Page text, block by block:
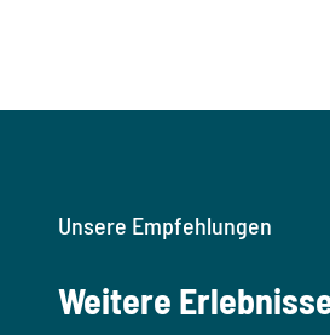
Unsere Empfehlungen
Weitere